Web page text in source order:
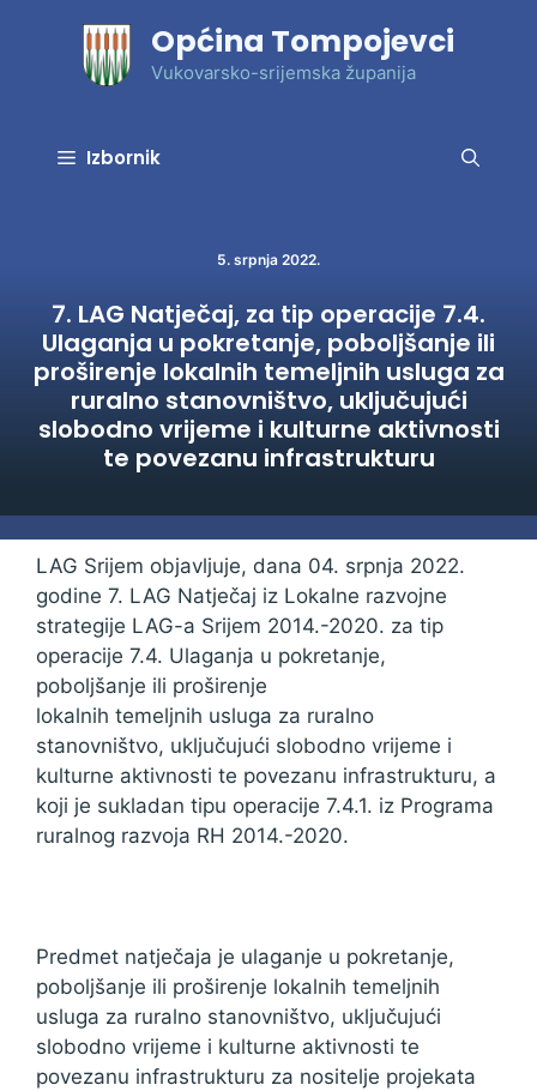
Općina Tompojevci
Vukovarsko-srijemska županija
Izbornik
5. srpnja 2022.
7. LAG Natječaj, za tip operacije 7.4.
Ulaganja u pokretanje, poboljšanje ili
proširenje lokalnih temeljnih usluga za
ruralno stanovništvo, uključujući
slobodno vrijeme i kulturne aktivnosti
te povezanu infrastrukturu
LAG Srijem objavljuje, dana 04. srpnja 2022.
godine 7. LAG Natječaj iz Lokalne razvojne
strategije LAG-a Srijem 2014.-2020. za tip
operacije 7.4. Ulaganja u pokretanje,
poboljšanje ili proširenje
lokalnih temeljnih usluga za ruralno
stanovništvo, uključujući slobodno vrijeme i
kulturne aktivnosti te povezanu infrastrukturu, a
koji je sukladan tipu operacije 7.4.1. iz Programa
ruralnog razvoja RH 2014.-2020.
Predmet natječaja je ulaganje u pokretanje,
poboljšanje ili proširenje lokalnih temeljnih
usluga za ruralno stanovništvo, uključujući
slobodno vrijeme i kulturne aktivnosti te
povezanu infrastrukturu za nositelje projekata